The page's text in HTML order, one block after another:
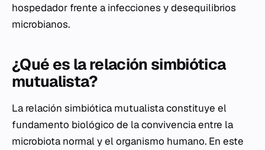
hospedador frente a infecciones y desequilibrios
microbianos.
¿Qué es la relación simbiótica
mutualista?
La relación simbiótica mutualista constituye el
fundamento biológico de la convivencia entre la
microbiota normal y el organismo humano. En este